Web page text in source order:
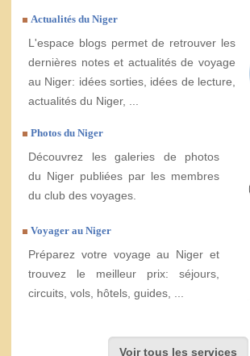
Actualités du Niger
L'espace blogs permet de retrouver les
dernières notes et actualités de voyage
au Niger: idées sorties, idées de lecture,
actualités du Niger, ...
Photos du Niger
Découvrez les galeries de photos
du Niger publiées par les membres
du club des voyages.
Voyager au Niger
Préparez votre voyage au Niger et
trouvez le meilleur prix: séjours,
circuits, vols, hôtels, guides, ...
Voir tous les services